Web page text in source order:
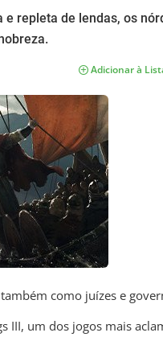
repleta de lendas, os
Adicionar à
como juízes e
III, um dos jogos mais